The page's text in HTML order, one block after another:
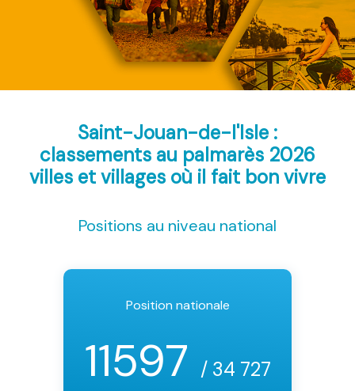
Saint-Jouan-de-l'Isle :
classements au palmarès 2026
villes et villages où il fait bon vivre
Positions au niveau national
Position nationale
11597 / 34 727